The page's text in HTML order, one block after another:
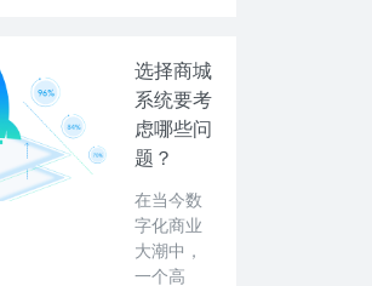
选择商城
系统要考
虑哪些问
题？
在当今数
字化商业
大潮中，
一个高